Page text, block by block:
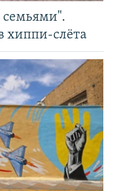
хиппи-слёта